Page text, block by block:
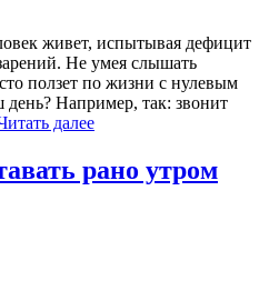
живет, испытывая дефицит
Не умея слышать
ползет по жизни с нулевым
день? Например, так: звонит
далее
рано утром